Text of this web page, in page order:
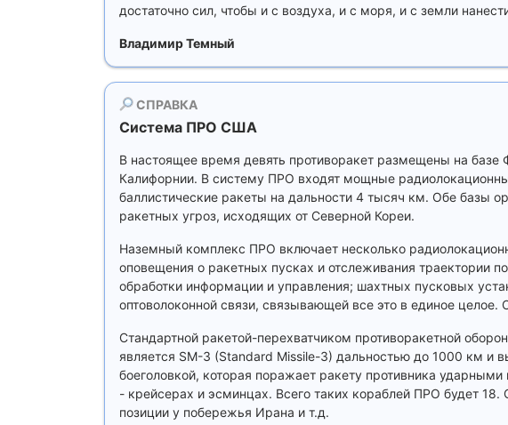
достаточно сил, чтобы и с воздуха, и с моря, и с земли
Владимир Темный
СПРАВКА
Система ПРО США
В настоящее время девять противоракет размещены на
Калифорнии. В систему ПРО входят мощные
баллистические ракеты на дальности 4 тысяч км. Обе базы
ракетных угроз, исходящих от Северной Кореи.
Наземный комплекс ПРО включает несколько
оповещения о ракетных пусках и отслеживания траектории
обработки информации и управления; шахтных пусковых
оптоволоконной связи, связывающей все это в единое
Cтандартной ракетой-перехватчиком противоракетной
является SM-3 (Standard Missile-3) дальностью до 1000 км и
боеголовкой, которая поражает ракету противника
- крейсерах и эсминцах. Всего таких кораблей ПРО будет
позиции у побережья Ирана и т.д.